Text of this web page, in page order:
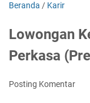
Beranda / Karir
Lowongan
Perkasa
Posting Komentar